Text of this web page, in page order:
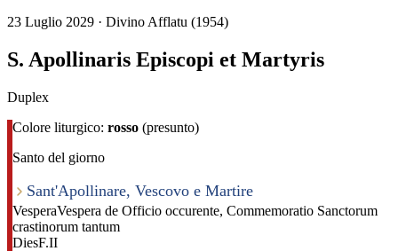
23 Luglio 2029 · Divino Afflatu (1954)
S. Apollinaris Episcopi et Martyris
Duplex
Colore liturgico: rosso (presunto)
Santo del giorno
Sant'Apollinare, Vescovo e Martire
VesperaVespera de Officio occurente, Commemoratio Sanctorum
crastinorum tantum
DiesF.II